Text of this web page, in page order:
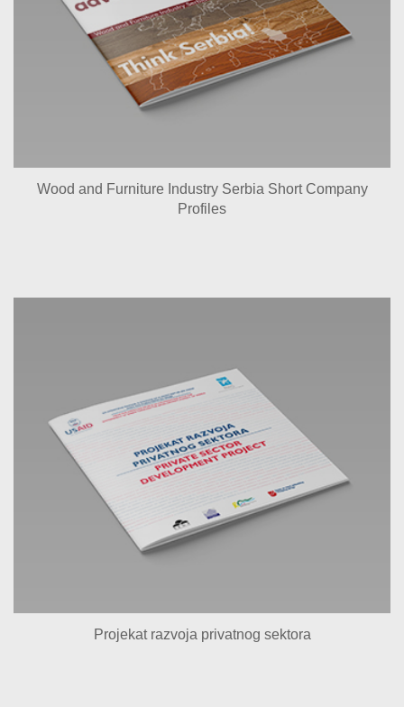
Wood and Furniture Industry Serbia Short Company
Profiles
Projekat razvoja privatnog sektora